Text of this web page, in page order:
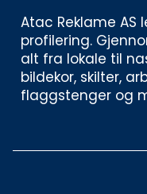
Atac Reklame
profilering.
alt fra lokale til
bildekor, skilter,
flaggstenger og